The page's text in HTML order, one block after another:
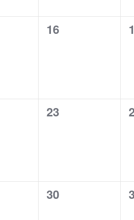
0
16
0
0
23
0
0
30
0